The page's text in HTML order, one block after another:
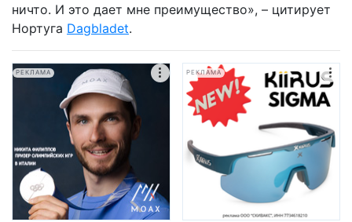
ничто. И это дает мне преимущество», – цитирует
Нортуга Dagbladet.
РЕКЛАМА РЕКЛАМА